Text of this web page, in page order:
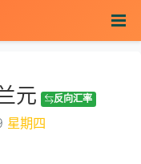
元 反向汇率
星期四